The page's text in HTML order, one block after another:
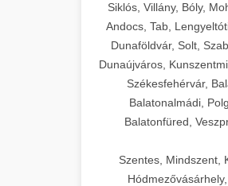
Siklós, Villány, Bóly,
Andocs, Tab,
Dunaföldvár, Solt,
Dunaújváros,
Székesfehérvár,
Balatonalmádi,
Balatonfüred,
Szentes, Mindszent,